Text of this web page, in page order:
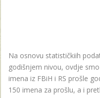
Na osnovu statističkiih
godišnjem nivou, ovdje
imena iz FBiH i RS prošle
150 imena za prošlu, a i